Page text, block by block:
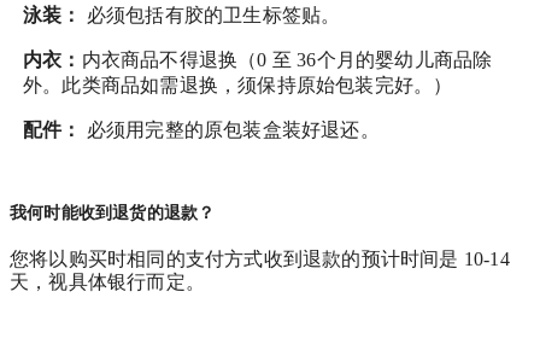
泳装： 必须包括有胶的卫生标签贴。
内衣： 内衣商品不得退换（0 至 36个月的婴幼儿商品除
外。此类商品如需退换，须保持原始包装完好。）
配件： 必须用完整的原包装盒装好退还。
我何时能收到退货的退款？
您将以购买时相同的支付方式收到退款的预计时间是 10-14
天，视具体银行而定。